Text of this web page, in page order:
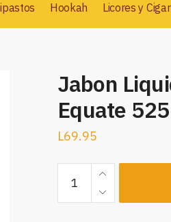
Hookah Licores y
Jabon
Equate
L69.95
Liquido
Antibacterial